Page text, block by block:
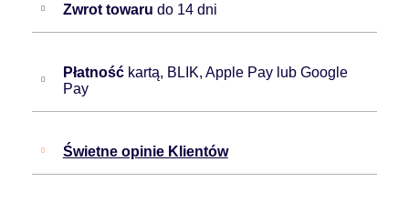
Zwrot towaru do 14 dni
Płatność kartą, BLIK, Apple Pay lub Google
Pay
Świetne opinie Klientów